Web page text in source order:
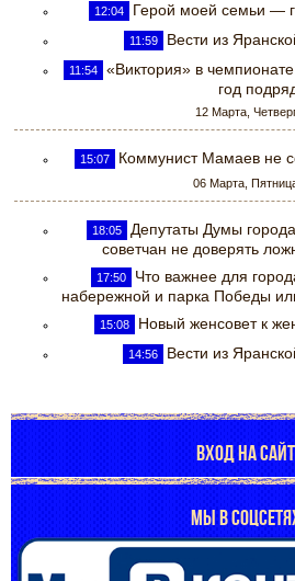
12:04 Герой моей семьи —
11:59 Вести из
11:54
«Виктория» в
год
12 Марта,
15:07 Коммунист Мамаев не
06 Марта,
18:05
Депутаты Думы
советчан не доверять
17:50
Что важнее для
набережной и парка Победы
15:08 Новый женсовет к
14:56 Вести из
ВХОД НА САЙТ
МЫ В